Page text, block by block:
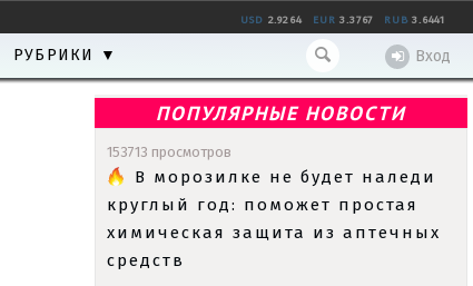
USD 2.9264 EUR 3.3767 RUB 3.6441
Вход
РУБРИКИ ▼
ПОПУЛЯРНЫЕ НОВОСТИ
153713 просмотров
В морозилке не будет наледи
круглый год: поможет простая
химическая защита из аптечных
средств